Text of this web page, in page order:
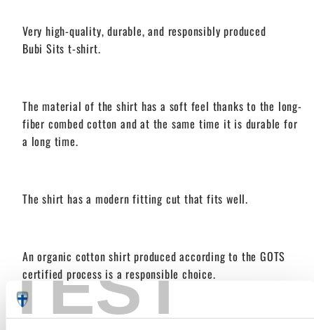
TEST
Very high-quality, durable, and responsibly produced
Bubi Sits t-shirt.
The material of the shirt has a soft feel thanks to the long-
fiber combed cotton and at the same time it is durable for
a long time.
The shirt has a modern fitting cut that fits well.
An organic cotton shirt produced according to the GOTS
certified process is a responsible choice.